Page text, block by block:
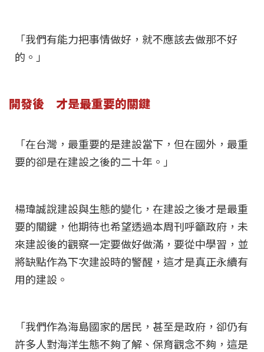
「我們有能力把事情做好，就不應該去做那不好
的。」
開發後 才是最重要的關鍵
「在台灣，最重要的是建設當下，但在國外，最重
要的卻是在建設之後的二十年。」
楊瑋誠說建設與生態的變化，在建設之後才是最重
要的關鍵，他期待也希望透過本周刊呼籲政府，未
來建設後的觀察一定要做好做滿，要從中學習，並
將缺點作為下次建設時的警醒，這才是真正永續有
用的建設。
「我們作為海島國家的居民，甚至是政府，卻仍有
許多人對海洋生態不夠了解、保育觀念不夠，這是